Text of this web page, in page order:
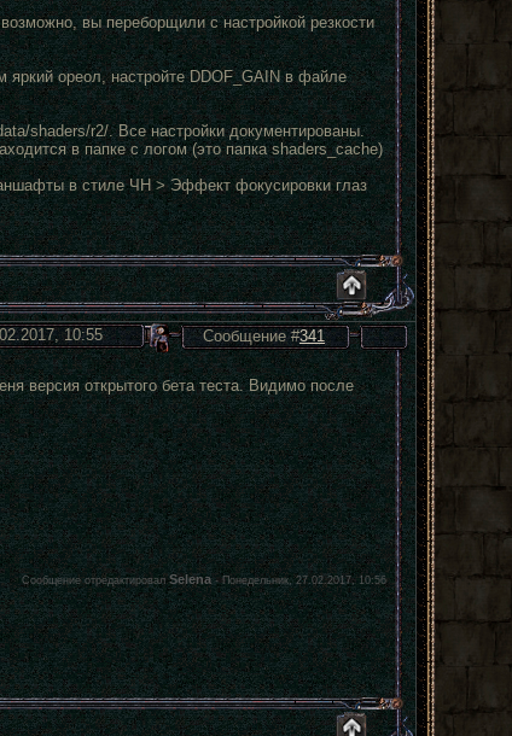
вы переборщили с настройкой резкости
ореол, настройте DDOF_GAIN в файле
shaders/r2/. Все настройки документированы.
в папке с логом (это папка shaders_cache)
в стиле ЧН > Эффект фокусировки глаз
10:55 Сообщение #341
версия открытого бета теста. Видимо после
Сообщение отредактировал Selena- Понедельник, 27.02.2017, 10:56